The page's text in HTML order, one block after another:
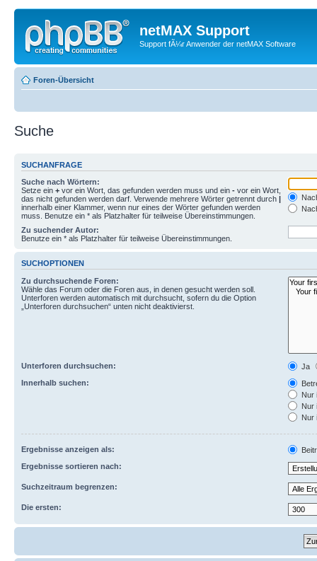
netMAX Support
Support fÃ¼r Anwender der netMAX Software
Foren-Übersicht
Suche
SUCHANFRAGE
Suche nach Wörtern:
Setze ein + vor ein Wort, das gefunden werden muss und ein - vor ein Wort,
das nicht gefunden werden darf. Verwende mehrere Wörter getrennt durch |
innerhalb einer Klammer, wenn nur eines der Wörter gefunden werden
muss. Benutze ein * als Platzhalter für teilweise Übereinstimmungen.
Zu suchender Autor:
Benutze ein * als Platzhalter für teilweise Übereinstimmungen.
SUCHOPTIONEN
Zu durchsuchende Foren:
Wähle das Forum oder die Foren aus, in denen gesucht werden soll.
Unterforen werden automatisch mit durchsucht, sofern du die Option
„Unterforen durchsuchen“ unten nicht deaktivierst.
Unterforen durchsuchen:
Ja
Innerhalb suchen:
Nur
Nur
Nur
Ergebnisse anzeigen als:
Ergebnisse sortieren nach:
Suchzeitraum begrenzen:
Die ersten: